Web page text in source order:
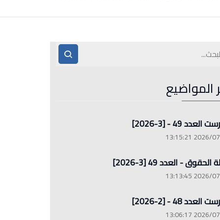
المواضيع
49 - [3-2026]
2026/07/26
- العدد 49 [3-2026]
2026/07/26
48 - [2-2026]
2026/07/26